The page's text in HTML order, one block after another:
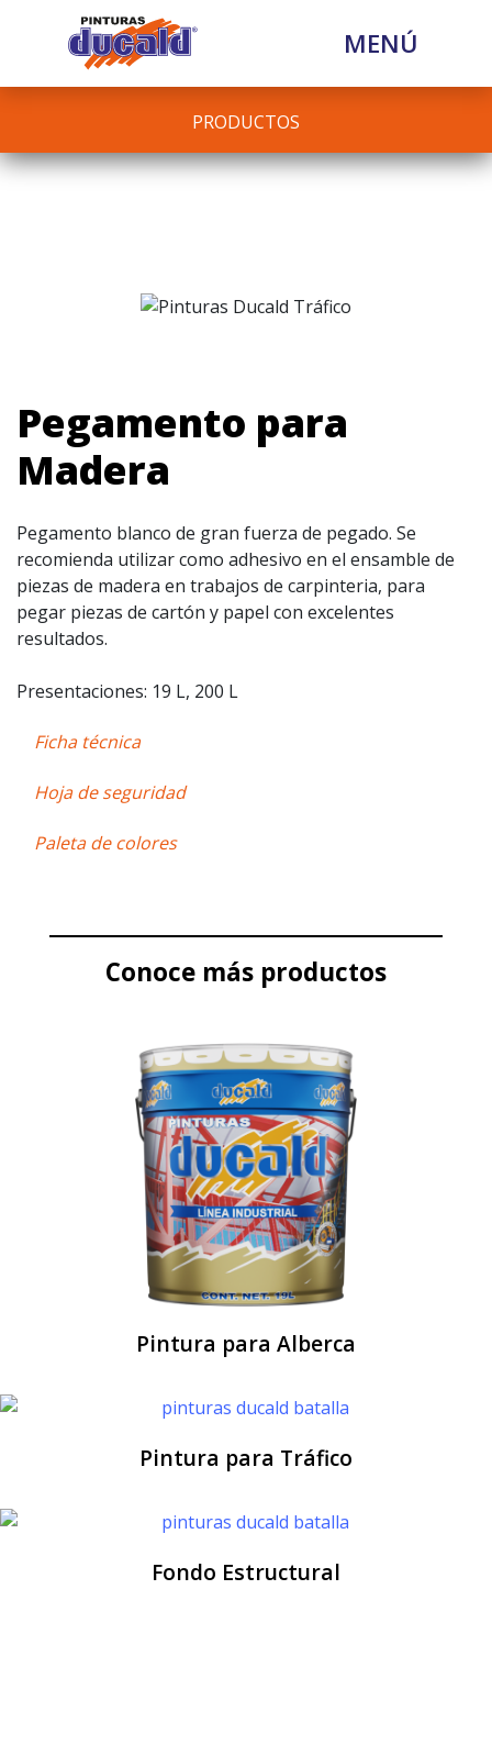
MENÚ
PRODUCTOS
Pegamento para
Madera
Pegamento blanco de gran fuerza de pegado. Se
recomienda utilizar como adhesivo en el ensamble de
piezas de madera en trabajos de carpinteria, para
pegar piezas de cartón y papel con excelentes
resultados.
Presentaciones: 19 L, 200 L
Ficha técnica
Hoja de seguridad
Paleta de colores
Conoce más productos
Pintura para Alberca
Pintura para Tráfico
Fondo Estructural